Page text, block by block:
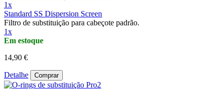
1x
Standard SS Dispersion Screen
Filtro de substituição para cabeçote padrão.
1x
Em estoque
14,90 €
Detalhe Comprar